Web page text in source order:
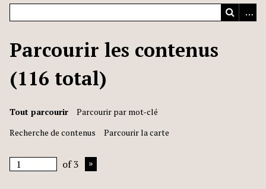
Parcourir les contenus
(116 total)
Tout parcourir
Parcourir par mot-clé
Recherche de contenus
Parcourir la carte
of 3